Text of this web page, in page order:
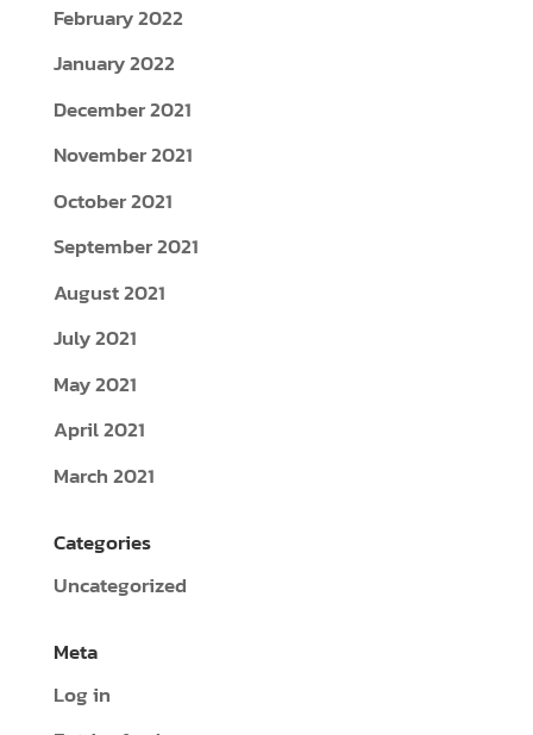
February 2022
January 2022
December 2021
November 2021
October 2021
September 2021
August 2021
July 2021
May 2021
April 2021
March 2021
Categories
Uncategorized
Meta
Log in